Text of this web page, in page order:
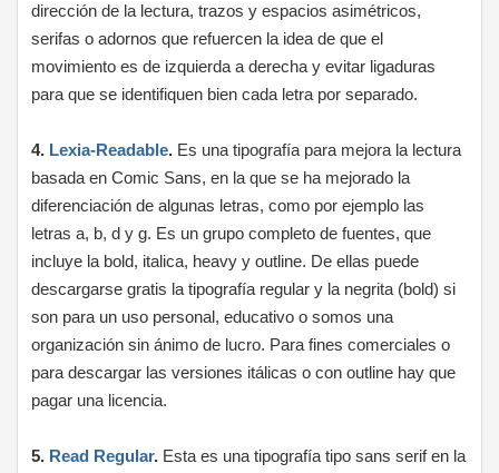
dirección de la lectura, trazos y espacios asimétricos,
serifas o adornos que refuercen la idea de que el
movimiento es de izquierda a derecha y evitar ligaduras
para que se identifiquen bien cada letra por separado.
4. Lexia-Readable. Es una tipografía para mejora la lectura
basada en Comic Sans, en la que se ha mejorado la
diferenciación de algunas letras, como por ejemplo las
letras a, b, d y g. Es un grupo completo de fuentes, que
incluye la bold, italica, heavy y outline. De ellas puede
descargarse gratis la tipografía regular y la negrita (bold) si
son para un uso personal, educativo o somos una
organización sin ánimo de lucro. Para fines comerciales o
para descargar las versiones itálicas o con outline hay que
pagar una licencia.
5. Read Regular. Esta es una tipografía tipo sans serif en la